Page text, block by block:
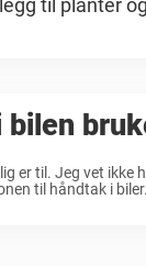
til planter og
bilen
er til. Jeg vet ikke
til håndtak i